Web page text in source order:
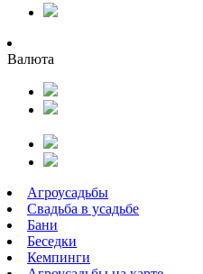
Валюта
Агроусадьбы
Свадьба в усадьбе
Бани
Беседки
Кемпинги